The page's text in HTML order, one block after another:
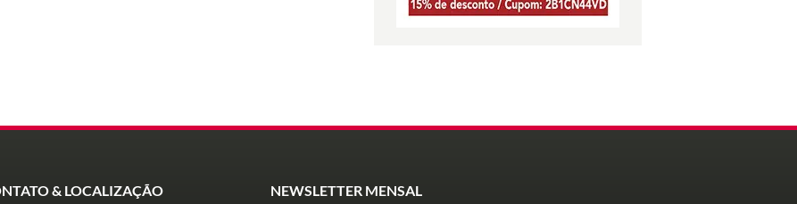
& LOCALIZAÇÃO NEWSLETTER MENSAL